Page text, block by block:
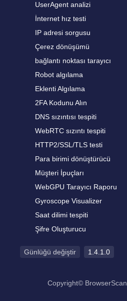
UserAgent analizi
İnternet hız testi
IP adresi sorgusu
Çerez dönüşümü
bağlantı noktası tarayıcı
Robot algılama
Eklenti Algılama
2FA Kodunu Alın
DNS sızıntısı tespiti
WebRTC sızıntı tespiti
HTTP2/SSL/TLS testi
Para birimi dönüştürücü
Müşteri İpuçları
WebGPU Tarayıcı Raporu
Gyroscope Visualizer
Saat dilimi tespiti
Şifre Oluşturucu
Günlüğü değiştir 1.4.1.0
Copyright© BrowserScan